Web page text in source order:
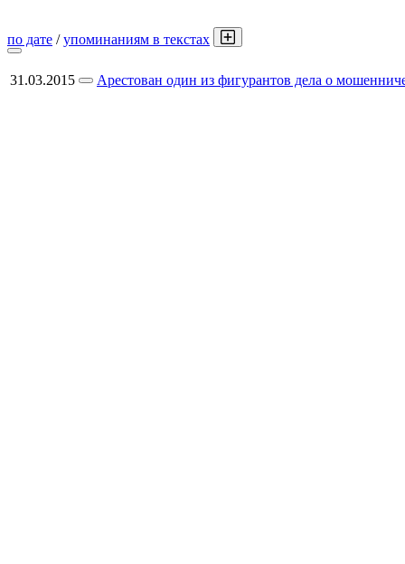
по дате /упоминаниям в текстах
31.03.2015 Арестован один из фигурантов дела о